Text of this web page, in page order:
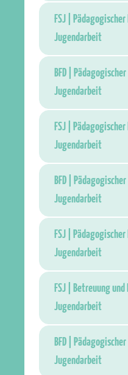
FSJ |
Jugendarbeit
BFD |
Jugendarbeit
FSJ |
Jugendarbeit
BFD |
Jugendarbeit
FSJ |
Jugendarbeit
FSJ | Betreuung
Jugendarbeit
BFD |
Jugendarbeit